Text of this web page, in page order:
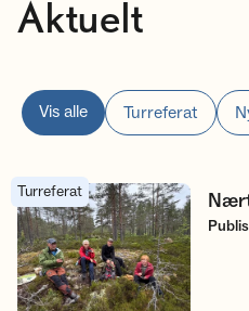
Aktuelt
Vis alle Turreferat
Nærtur til Tinnoset
Turreferat